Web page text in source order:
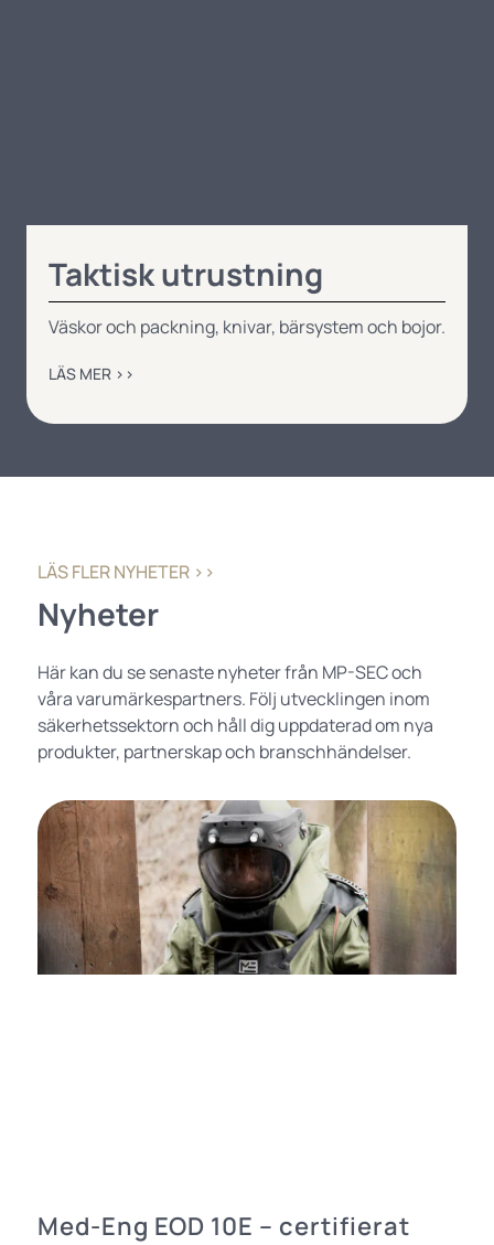
Taktisk utrustning
Väskor och packning, knivar, bärsystem och bojor.
LÄS MER ››
LÄS FLER NYHETER ››
Nyheter
Här kan du se senaste nyheter från MP-SEC och
våra varumärkespartners. Följ utvecklingen inom
säkerhetssektorn och håll dig uppdaterad om nya
produkter, partnerskap och branschhändelser.
Med-Eng EOD 10E – certifierat